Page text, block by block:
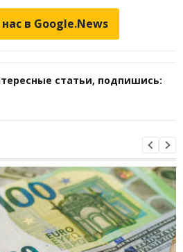
в Google.News
статьи, подпишись: